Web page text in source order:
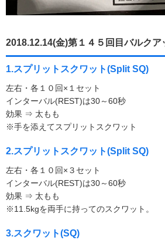
2018.12.14(金)第１４５回目バルク
1.スプリットスクワット(Split SQ)
左右・各１０回×１セット
インターバル(REST)は30～60秒
効果 ⇒ 太もも
※手を添えてスプリットスクワット
2.スプリットスクワット(Split SQ)
左右・各１０回×３セット
インターバル(REST)は30～60秒
効果 ⇒ 太もも
※11.5kgを両手に持ってのスクワット。
3.スクワット(SQ)